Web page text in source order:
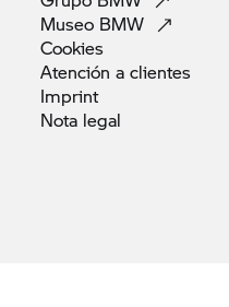
Museo BMW
Cookies
Atención aclientes
Imprint
Nota legal